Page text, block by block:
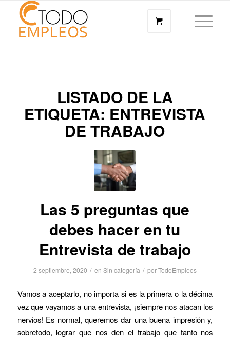
LISTADO DE LA
ETIQUETA: ENTREVISTA
DE TRABAJO
Las 5 preguntas que
debes hacer en tu
Entrevista de trabajo
2 septiembre, 2020 / en Sin categoría / porTodoEmpleos
Vamos a aceptarlo, no importa si es la primera o la décima
vez que vayamos a una entrevista, ¡siempre nos atacan los
nervios! Es normal, queremos dar una buena impresión y,
sobretodo, lograr que nos den el trabajo que tanto nos